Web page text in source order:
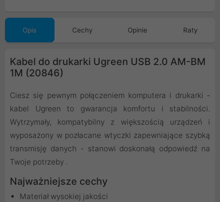
Opis Cechy Opinie Raty
Kabel do drukarki Ugreen USB 2.0 AM-BM
1M (20846)
Ciesz się pewnym połączeniem komputera i drukarki -
kabel Ugreen to gwarancja komfortu i stabilności.
Wytrzymały, kompatybilny z większością urządzeń i
wyposażony w pozłacane wtyczki zapewniające szybką
transmisję danych - stanowi doskonałą odpowiedź na
Twoje potrzeby .
Najważniejsze cechy
Materiał wysokiej jakości